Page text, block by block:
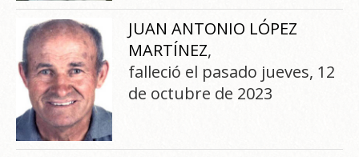
JUAN ANTONIO LÓPEZ
MARTÍNEZ,
falleció el pasado jueves, 12
de octubre de 2023